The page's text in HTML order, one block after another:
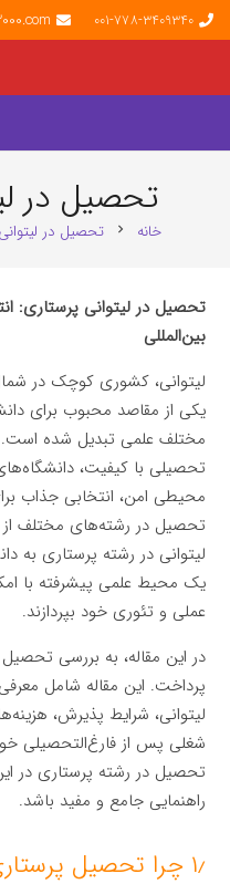
001-778-3409340
تحصیل در
خانه chevron_right تحصیل در لیتوانی
تحصیل در لیتوانی پرستاری:
بین‌المللی
لیتوانی، کشوری کوچک در
یکی از مقاصد محبوب برای
مختلف علمی تبدیل شده است.
تحصیلی با کیفیت،
محیطی امن، انتخابی جذاب
تحصیل در رشته‌های مختلف
لیتوانی در رشته پرستاری به
یک محیط علمی پیشرفته با
عملی و تئوری خود بپردازند.
در این مقاله، به بررسی
پرداخت. این مقاله شامل
لیتوانی، شرایط پذیرش،
شغلی پس از فارغ‌التحصیلی
تحصیل در رشته پرستاری در
راهنمایی جامع و مفید باشد.
۱٫ چرا تحصیل پرستاری در لیتوانی؟